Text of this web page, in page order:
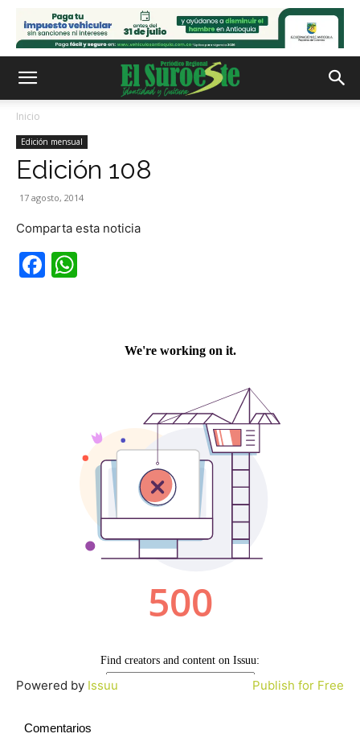
Inicio
Edición mensual
Edición 108
17 agosto, 2014
Comparta esta noticia
Facebook
Powered by Issuu Publish for Free
Comentarios